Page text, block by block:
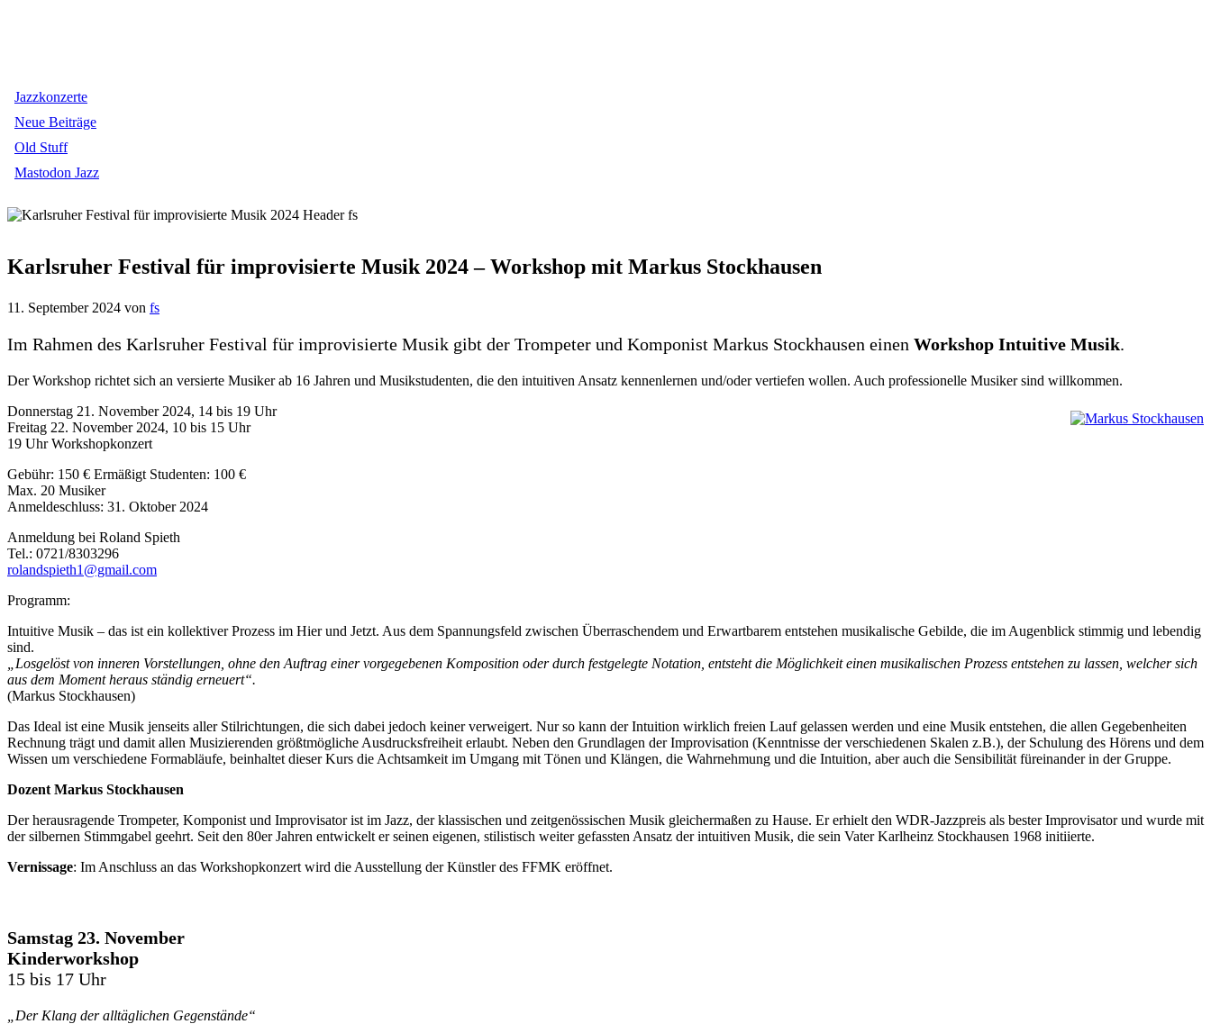
Jazzkonzerte
Neue Beiträge
Old Stuff
Mastodon Jazz
Karlsruher Festival für improvisierte Musik 2024 – Workshop mit Markus Stockhausen
11. September 2024 von fs
Im Rahmen des Karlsruher Festival für improvisierte Musik gibt der Trompeter und Komponist Markus Stockhausen einen Workshop Intuitive Musik.
Der Workshop richtet sich an versierte Musiker ab 16 Jahren und Musikstudenten, die den intuitiven Ansatz kennenlernen und/oder vertiefen wollen. Auch professionelle Musiker sind willkommen.
Donnerstag 21. November 2024, 14 bis 19 Uhr
Freitag 22. November 2024, 10 bis 15 Uhr
19 Uhr Workshopkonzert
Gebühr: 150 € Ermäßigt Studenten: 100 €
Max. 20 Musiker
Anmeldeschluss: 31. Oktober 2024
Anmeldung bei Roland Spieth
Tel.: 0721/8303296
rolandspieth1@gmail.com
Programm:
Intuitive Musik – das ist ein kollektiver Prozess im Hier und Jetzt. Aus dem Spannungsfeld zwischen Überraschendem und Erwartbarem entstehen musikalische Gebilde, die im Augenblick stimmig und lebendig
sind.
„Losgelöst von inneren Vorstellungen, ohne den Auftrag einer vorgegebenen Komposition oder durch festgelegte Notation, entsteht die Möglichkeit einen musikalischen Prozess entstehen zu lassen, welcher sich
aus dem Moment heraus ständig erneuert“.
(Markus Stockhausen)
Das Ideal ist eine Musik jenseits aller Stilrichtungen, die sich dabei jedoch keiner verweigert. Nur so kann der Intuition wirklich freien Lauf gelassen werden und eine Musik entstehen, die allen Gegebenheiten
Rechnung trägt und damit allen Musizierenden größtmögliche Ausdrucksfreiheit erlaubt. Neben den Grundlagen der Improvisation (Kenntnisse der verschiedenen Skalen z.B.), der Schulung des Hörens und dem
Wissen um verschiedene Formabläufe, beinhaltet dieser Kurs die Achtsamkeit im Umgang mit Tönen und Klängen, die Wahrnehmung und die Intuition, aber auch die Sensibilität füreinander in der Gruppe.
Dozent Markus Stockhausen
Der herausragende Trompeter, Komponist und Improvisator ist im Jazz, der klassischen und zeitgenössischen Musik gleichermaßen zu Hause. Er erhielt den WDR-Jazzpreis als bester Improvisator und wurde mit
der silbernen Stimmgabel geehrt. Seit den 80er Jahren entwickelt er seinen eigenen, stilistisch weiter gefassten Ansatz der intuitiven Musik, die sein Vater Karlheinz Stockhausen 1968 initiierte.
Vernissage: Im Anschluss an das Workshopkonzert wird die Ausstellung der Künstler des FFMK eröffnet.
Samstag 23. November
Kinderworkshop
15 bis 17 Uhr
„Der Klang der alltäglichen Gegenstände“